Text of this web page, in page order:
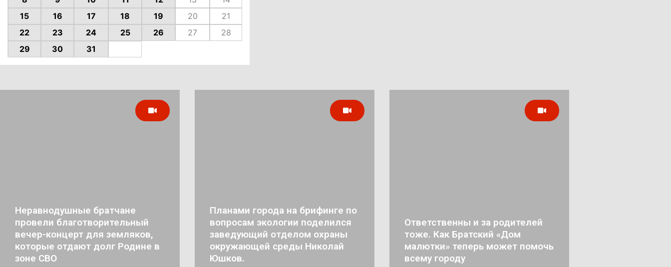
15
16 17 18 19 20
21
22
23 24 25 26 27
28
29
30 31
Неравнодушные братчане
провели благотворительный
вечер-концерт для земляков,
которые отдают долг Родине в
зоне СВО
Планами города на брифинге по
вопросам экологии поделился
заведующий отделом охраны
окружающей среды Николай
Юшков.
Ответственны и за родителей
тоже. Как Братский «Дом
малютки» теперь может помочь
всему городу